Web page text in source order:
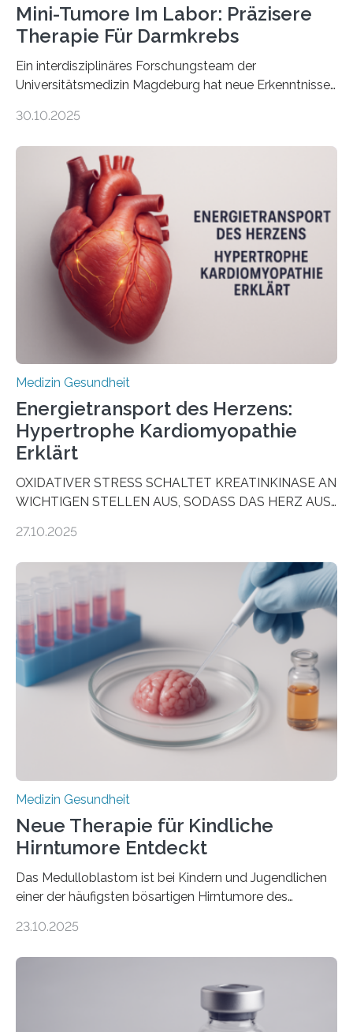
Mini-Tumore Im Labor: Präzisere
Therapie Für Darmkrebs
Ein interdisziplinäres Forschungsteam der
Universitätsmedizin Magdeburg hat neue Erkenntnisse
behandelt werden kann. In ihrer aktuellen Studie,
Oncology, zeigen die Forschenden, dass Mini-Tumore
aus Gewebe von Patientinnen und Patienten –
sogenannte Organoide – genutzt werden können, um
vorab zu prüfen, welche Medikamente am besten
wirken. Dabei wurde ein Eiweiß identifiziert, das künftig
als Biomarker für die Wahl der passenden Therapie
dienen könnte. Darmkrebs zählt weltweit zu den
häufigsten Krebsarten und stellt…
30.10.2025
Medizin Gesundheit
Energietransport des Herzens:
Hypertrophe Kardiomyopathie
Erklärt
OXIDATIVER STRESS SCHALTET KREATINKINASE AN
WICHTIGEN STELLEN AUS, SODASS DAS HERZ AUS
aus dem Deutschen Zentrum für Herzinsuffizienz
im Journal Circulation, warum der Energietransport bei
der Hypertrophen Kardiomyopathie (HCM) versagen
kann und wie sich durch eine Verringerung der
Herzbelastung und des oxidativen Stresses
Rhythmusstörungen reduzieren lassen. Würzburg. Die
hypertrophe Kardiomyopathie (HCM) ist die häufigste
erblich bedingte Herzerkrankung. Sie führt dazu, dass
sich die linke Herzkammer verdickt, der Herzmuskel zu
stark kontrahiert…
27.10.2025
Medizin Gesundheit
Neue Therapie für Kindliche
Hirntumore Entdeckt
Das Medulloblastom ist bei Kindern und Jugendlichen
einer der häufigsten bösartigen Hirntumore des
Betroffenen können mit heutigen Methoden geheilt
Dringend benötigt werden zielgerichtete Therapien, die
nur Tumorschwachstellen angreifen und normales
Gewebe verschonen. Forschende um Daniel Merk vom
23.10.2025